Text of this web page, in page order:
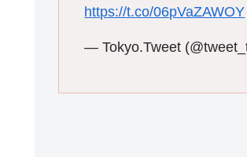
https://t.co/06pVaZAWOY
— Tokyo.Tweet